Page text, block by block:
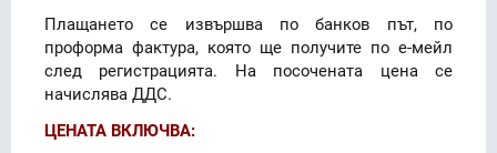
Плащането се извършва по банков път, по
проформа фактура, която ще получите по е-мейл
след регистрацията. На посочената цена се
начислява ДДС.
ЦЕНАТА ВКЛЮЧВА: